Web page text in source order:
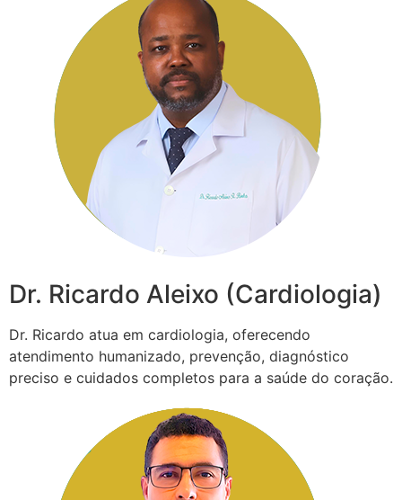
Dr. Ricardo Aleixo (Cardiologia)
Dr. Ricardo atua em cardiologia, oferecendo
atendimento humanizado, prevenção, diagnóstico
preciso e cuidados completos para a saúde do coração.